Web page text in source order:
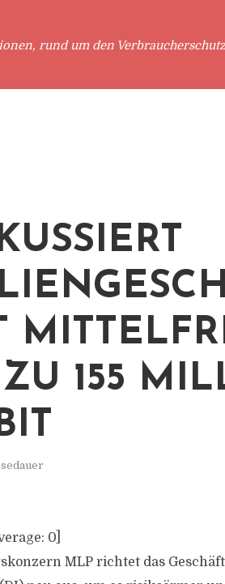
rund um den Verbraucherschutz
155
0
MLP richtet das